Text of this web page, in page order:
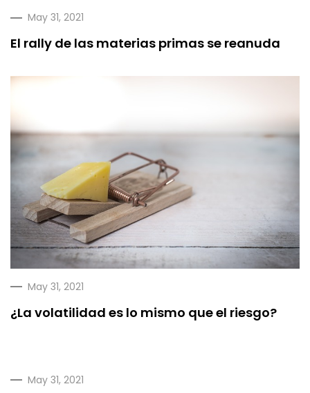
May 31, 2021
El rally de las materias primas se reanuda
May 31, 2021
¿La volatilidad es lo mismo que el riesgo?
May 31, 2021